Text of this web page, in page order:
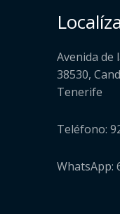
Avenida de
38530,
Tenerife
Teléfono:
WhatsApp: